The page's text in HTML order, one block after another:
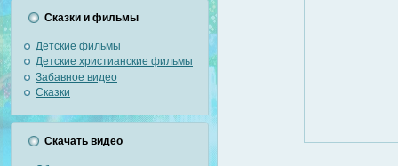
Сказки и фильмы
Детские фильмы
Детские христианские фильмы
Забавное видео
Сказки
Скачать видео